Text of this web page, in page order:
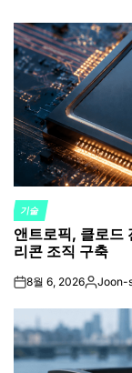
POSTED
IN
기술
앤트로픽, 클로드
리콘 조직 구축
on8월 6, 2026Posted
Joon-